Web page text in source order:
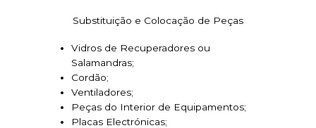
Substituição e Colocação de Peças
Vidros de Recuperadores ou
Salamandras;
Cordão;
Ventiladores;
Peças do Interior de Equipamentos;
Placas Electrónicas;